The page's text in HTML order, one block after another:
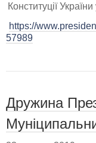
Конституції
https://
57989
Дружина